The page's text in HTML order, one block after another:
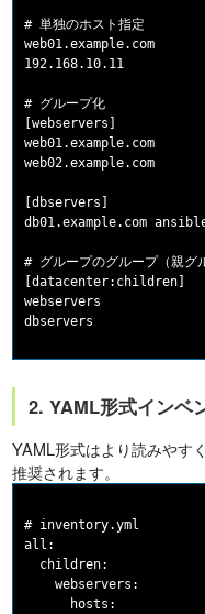
# 単独のホスト指定
web01.example.com
192.168.10.11
# グループ化
[webservers]
web01.example.com
web02.example.com
[dbservers]
db01.example.com
# グループのグループ（親グ
[datacenter:children]
webservers
2. YAML形式インベ
YAML形式はより読みやす
推奨されます。
# inventory.yml
all:
  children:
    webservers:
      hosts: